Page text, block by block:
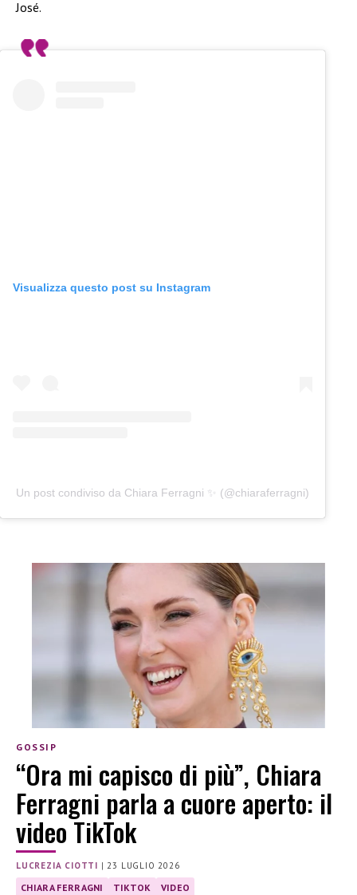
José.
Visualizza questo post su Instagram
Un post condiviso da Chiara Ferragni ✨ (@chiaraferragni)
GOSSIP
“Ora mi capisco di più”, Chiara
Ferragni parla a cuore aperto: il
video TikTok
LUCREZIA CIOTTI |23 LUGLIO 2026
CHIARA FERRAGNI TIKTOK VIDEO